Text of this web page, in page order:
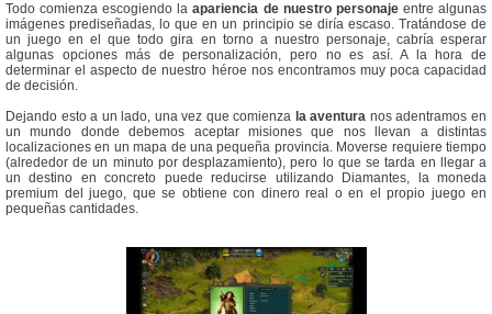
Todo comienza escogiendo laapariencia de nuestro personajeentre algunas
imágenes prediseñadas, lo que en un principio se diría escaso. Tratándose de
un juego en el que todo gira en torno a nuestro personaje, cabría esperar
algunas opciones más de personalización, pero no es así. A la hora de
determinar el aspecto de nuestro héroe nos encontramos muy poca capacidad
de decisión.
Dejando esto a un lado, una vez que comienza la aventura nos adentramos en
un mundo donde debemos aceptar misiones que nos llevan a distintas
localizaciones en un mapa de una pequeña provincia. Moverse requiere tiempo
(alrededor de un minuto por desplazamiento), pero lo que se tarda en llegar a
un destino en concreto puede reducirse utilizando Diamantes, la moneda
premium del juego, que se obtiene con dinero real o en el propio juego en
pequeñas cantidades.